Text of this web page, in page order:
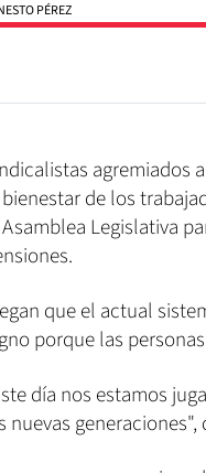
PÉREZ
agremiados
de los
Legislativa
que el actual
porque las
día nos estamos
nuevas